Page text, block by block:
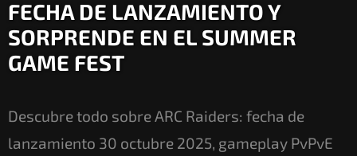
FECHA DE LANZAMIENTO Y
SORPRENDE EN EL SUMMER
GAME FEST
Descubre todo sobre ARC Raiders: fecha de
lanzamiento 30 octubre 2025, gameplay PvPvE